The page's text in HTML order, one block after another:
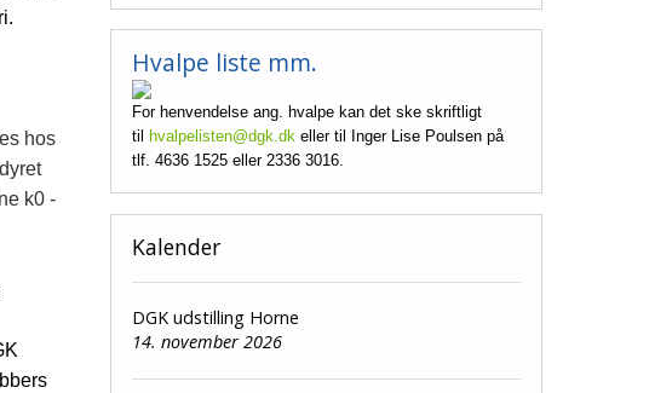
hos
k0 -
Hvalpe liste mm.
For henvendelse ang. hvalpe kan det ske skriftligt
til
hvalpelisten@dgk.dk eller til Inger Lise Poulsen på
tlf. 4636 1525 eller 2336 3016.
Kalender
DGK udstilling Horne
14. november 2026